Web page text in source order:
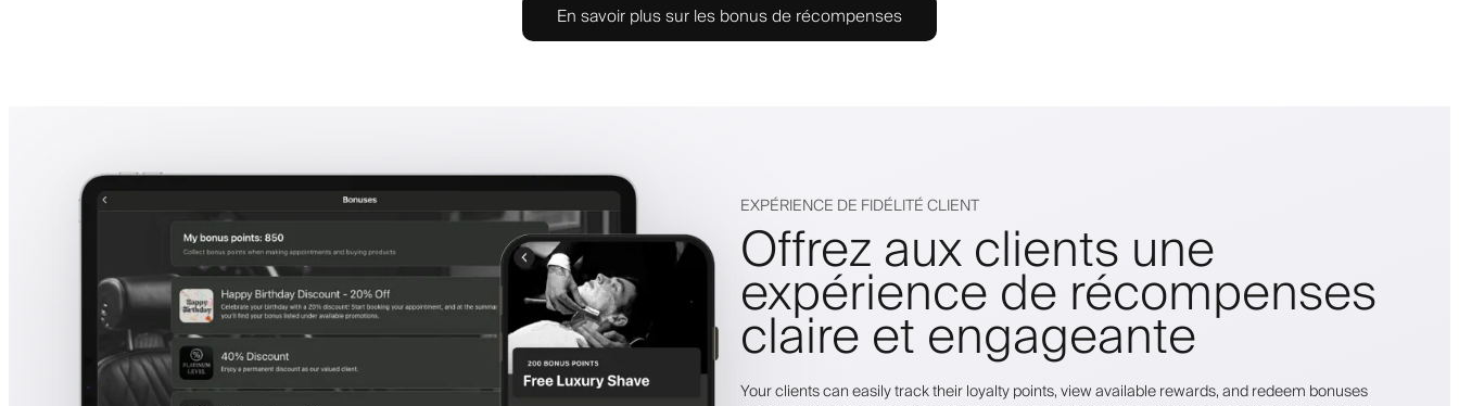
En savoir plus sur les bonus de récompenses
EXPÉRIENCE DE FIDÉLITÉ CLIENT
Offrez aux clients une
expérience de récompenses
claire et engageante
Your clients can easily track their loyalty points, view available rewards, and redeem bonuses